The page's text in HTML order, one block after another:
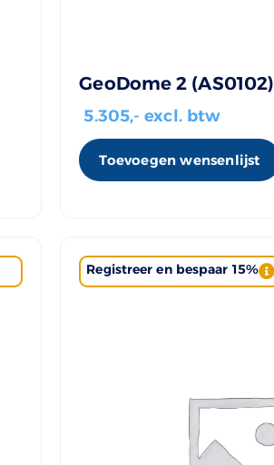
GeoDome 2 (AS0102)
5.305,- excl. btw
Toevoegen wensenlijst
Registreer en bespaar 15%